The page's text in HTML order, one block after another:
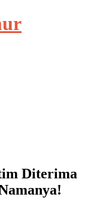
Diterima